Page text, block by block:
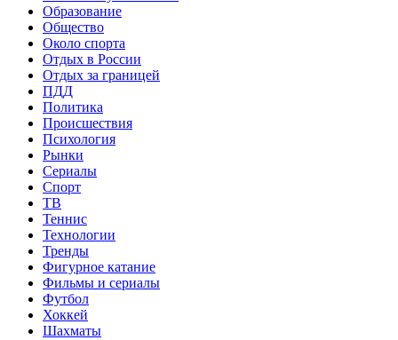
Образование
Общество
Около спорта
Отдых в России
Отдых за границей
ПДД
Политика
Происшествия
Психология
Рынки
Сериалы
Спорт
ТВ
Теннис
Технологии
Тренды
Фигурное катание
Фильмы и сериалы
Футбол
Хоккей
Шахматы